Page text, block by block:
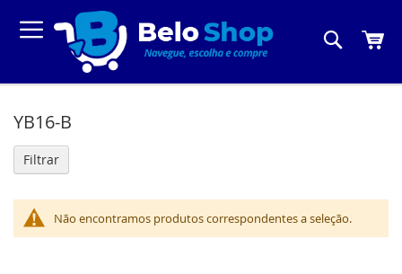
YB16-B
Não encontramos produtos correspondentes a seleção.
Filtrar